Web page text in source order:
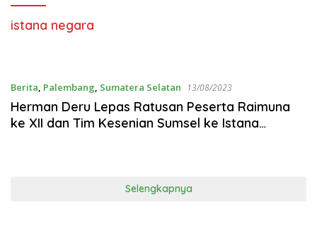
istana negara
Berita, Palembang, Sumatera Selatan 13/08/2023
Herman Deru Lepas Ratusan Peserta Raimuna
ke XII dan Tim Kesenian Sumsel ke Istana
Selengkapnya